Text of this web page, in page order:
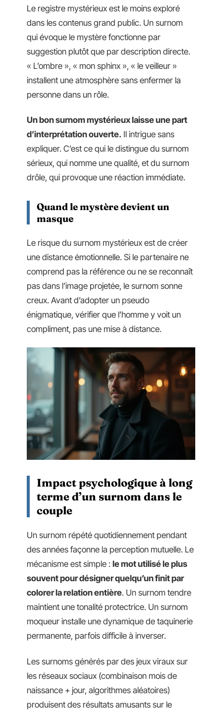
Le registre mystérieux est le moins exploré
dans les contenus grand public. Un surnom
qui évoque le mystère fonctionne par
suggestion plutôt que par description directe.
« L’ombre », « mon sphinx », « le veilleur »
installent une atmosphère sans enfermer la
personne dans un rôle.
Un bon surnom mystérieux laisse une part
d’interprétation ouverte. Il intrigue sans
expliquer. C’est ce qui le distingue du surnom
sérieux, qui nomme une qualité, et du surnom
drôle, qui provoque une réaction immédiate.
Quand le mystère devient un
masque
Le risque du surnom mystérieux est de créer
une distance émotionnelle. Si le partenaire ne
comprend pas la référence ou ne se reconnaît
pas dans l’image projetée, le surnom sonne
creux. Avant d’adopter un pseudo
énigmatique, vérifier que l’homme y voit un
compliment, pas une mise à distance.
Impact psychologique à long
terme d’un surnom dans le
couple
Un surnom répété quotidiennement pendant
des années façonne la perception mutuelle. Le
mécanisme est simple : le mot utilisé le plus
souvent pour désigner quelqu’un finit par
colorer la relation entière. Un surnom tendre
maintient une tonalité protectrice. Un surnom
moqueur installe une dynamique de taquinerie
permanente, parfois difficile à inverser.
Les surnoms générés par des jeux viraux sur
les réseaux sociaux (combinaison mois de
naissance + jour, algorithmes aléatoires)
produisent des résultats amusants sur le